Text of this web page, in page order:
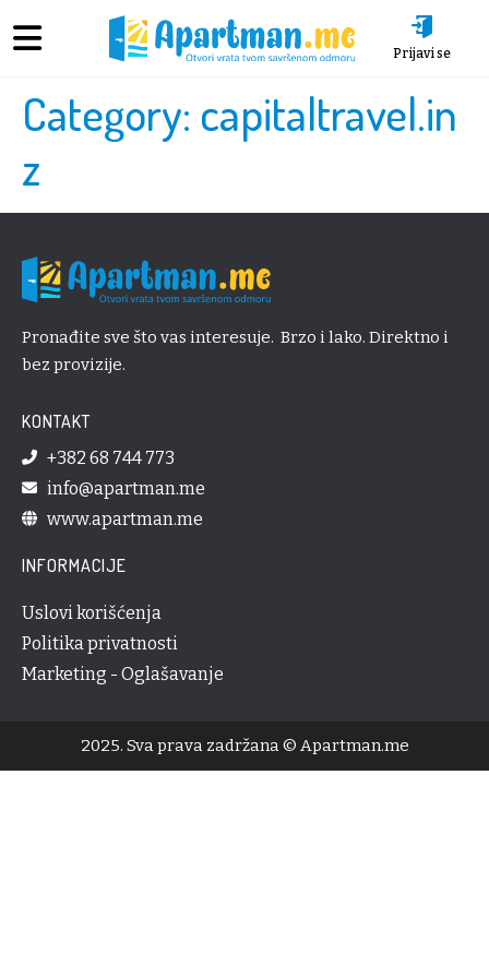
Prijavi se
Category: capitaltravel.in
z
Pronađite sve što vas interesuje. Brzo i lako. Direktno i
bez provizije.
KONTAKT
+382 68 744 773
info@apartman.me
www.apartman.me
INFORMACIJE
Uslovi korišćenja
Politika privatnosti
Marketing - Oglašavanje
2025. Sva prava zadržana © Apartman.me